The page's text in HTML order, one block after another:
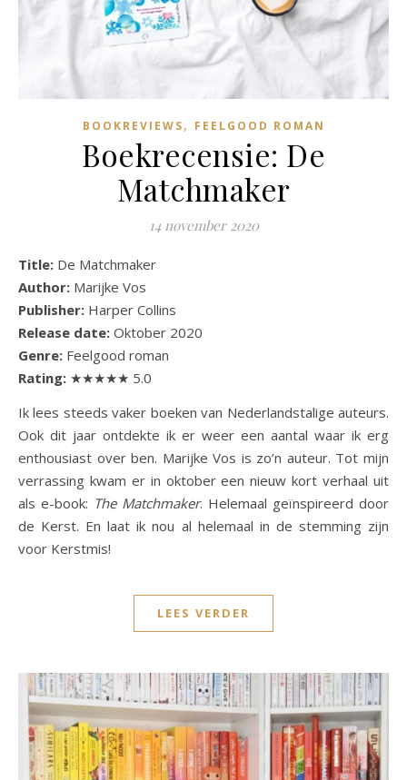
BOOKREVIEWS, FEELGOOD ROMAN
Boekrecensie: De
Matchmaker
14 november 2020
Title: De Matchmaker
Author: Marijke Vos
Publisher: Harper Collins
Release date: Oktober 2020
Genre: Feelgood roman
Rating: ★★★★★ 5.0
Ik lees steeds vaker boeken van Nederlandstalige auteurs.
Ook dit jaar ontdekte ik er weer een aantal waar ik erg
enthousiast over ben. Marijke Vos is zo’n auteur. Tot mijn
verrassing kwam er in oktober een nieuw kort verhaal uit
als e-book: The Matchmaker. Helemaal geïnspireerd door
de Kerst. En laat ik nou al helemaal in de stemming zijn
voor Kerstmis!
LEES VERDER